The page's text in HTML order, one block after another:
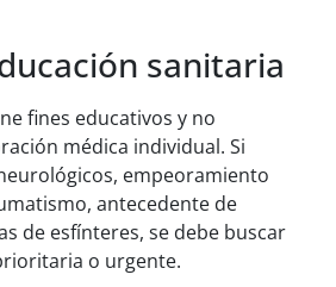
sanitaria
fines educativos y no
médica individual. Si
empeoramiento
antecedente de
de esfínteres, se debe buscar
o urgente.